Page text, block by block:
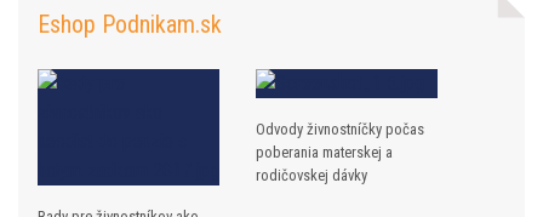
Eshop Podnikam.sk
Odvody živnostníčky počas
poberania materskej a
rodičovskej dávky